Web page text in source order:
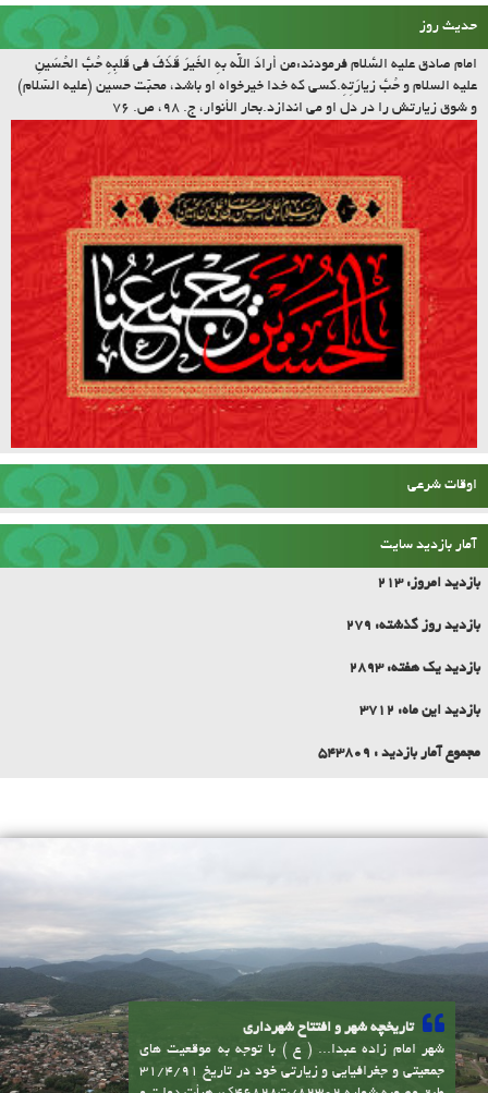
حدیث روز
امام صادق علیه السّلام فرمودند:مَن أرادَ اللّه بِهِ الخَیرَ قَذَفَ فی قَلبِهِ حُبَّ الحُسَینِ
علیه السلام و حُبَّ زیارَتِهِ.کسى که خدا خیرخواه او باشد، محبّت حسین (علیه السّلام)
و شوق زیارتش را در دل او مى اندازد.بحار الأنوار، ج. ۹۸، ص. ۷۶
اوقات شرعی
آمار بازدید سایت
بازدید امروز: 213
بازدید روز گذشته: 279
بازدید یک هفته: 2893
بازدید این ماه: 3712
تاریخچه شهر و افتتاح شهرداری